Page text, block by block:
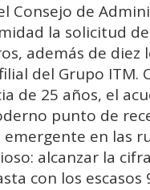
Consejo de
la solicitud
además de
del Grupo ITM.
de 25 años, el
punto de
emergente en las
alcanzar la
con los